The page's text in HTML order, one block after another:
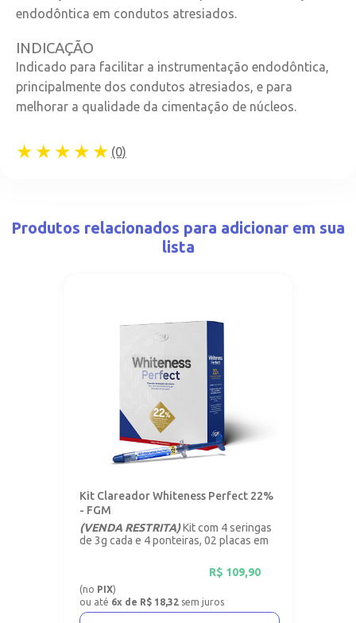
endodôntica em condutos atresiados.
INDICAÇÃO
Indicado para facilitar a instrumentação endodôntica,
principalmente dos condutos atresiados, e para
melhorar a qualidade da cimentação de núcleos.
★★★★★ (0)
Produtos relacionados para adicionar em sua
lista
Kit Clareador Whiteness Perfect 22%
- FGM
(VENDA RESTRITA)Kit com 4 seringas
de 3g cada e 4 ponteiras, 02 placas em
R$ 109,90
(no PIX)
ou até 6x de R$ 18,32 sem juros